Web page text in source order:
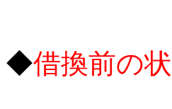
◆借換前の